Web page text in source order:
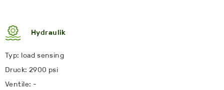
Hydraulik
Typ: load sensing
Druck: 2900 psi
Ventile: -